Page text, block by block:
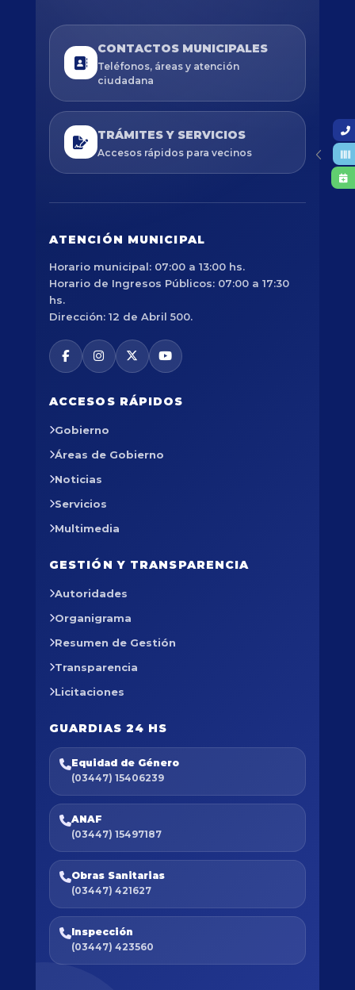
CONTACTOS MUNICIPALES
Teléfonos, áreas y atención
ciudadana
TRÁMITES Y SERVICIOS
Accesos rápidos para vecinos
ATENCIÓN MUNICIPAL
Horario municipal: 07:00 a 13:00 hs.
Horario de Ingresos Públicos: 07:00 a 17:30
hs.
Dirección: 12 de Abril 500.
ACCESOS RÁPIDOS
Gobierno
Áreas de Gobierno
Noticias
Servicios
Multimedia
GESTIÓN Y TRANSPARENCIA
Autoridades
Organigrama
Resumen de Gestión
Transparencia
Licitaciones
GUARDIAS 24 HS
Equidad de Género
(03447) 15406239
ANAF
(03447) 15497187
Obras Sanitarias
(03447) 421627
Inspección
(03447) 423560